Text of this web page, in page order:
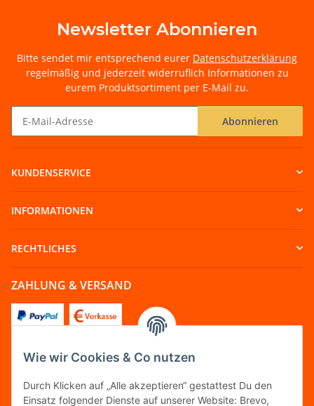
Wie wir Cookies & Co nutzen
Durch Klicken auf „Alle akzeptieren“ gestattest Du den
Einsatz folgender Dienste auf unserer Website: Brevo,
Newsletter Abonnieren
Bitte sendet mir entsprechend eurer Datenschutzerklärung
regelmäßig und jederzeit widerruflich Informationen zu
eurem Produktsortiment per E-Mail zu.
Abonnieren
KUNDENSERVICE
INFORMATIONEN
RECHTLICHES
ZAHLUNG & VERSAND
FOLGT UNS